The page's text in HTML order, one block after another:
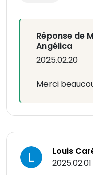
Réponse de
Angélica
2025.02.20
Merci
Louis
2025.02.01